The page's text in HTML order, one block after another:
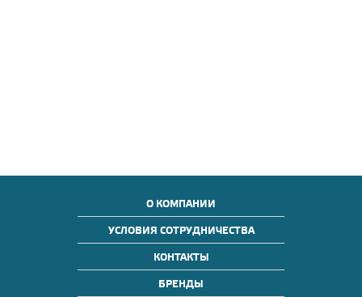
О КОМПАНИИ
УСЛОВИЯ СОТРУДНИЧЕСТВА
КОНТАКТЫ
БРЕНДЫ